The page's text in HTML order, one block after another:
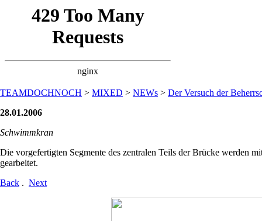
TEAMDOCHNOCH > MIXED > NEWs > Der Versuch der
28.01.2006
Schwimmkran
Die vorgefertigten Segmente des zentralen Teils der Brücke werden
gearbeitet.
Back . Next